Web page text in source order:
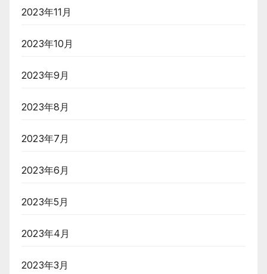
2023年11月
2023年10月
2023年9月
2023年8月
2023年7月
2023年6月
2023年5月
2023年4月
2023年3月